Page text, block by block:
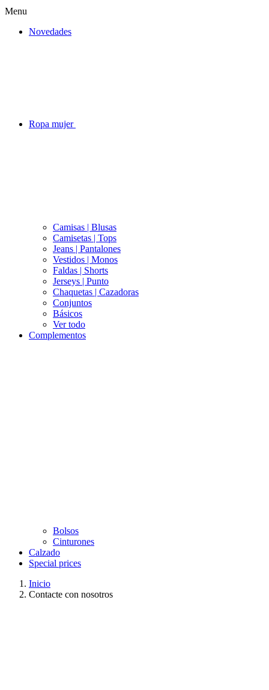
Menu
Novedades
Ropa mujer
Camisas | Blusas
Camisetas | Tops
Jeans | Pantalones
Vestidos | Monos
Faldas | Shorts
Jerseys | Punto
Chaquetas | Cazadoras
Conjuntos
Básicos
Ver todo
Complementos
Bolsos
Cinturones
Calzado
Special prices
Inicio
Contacte con nosotros